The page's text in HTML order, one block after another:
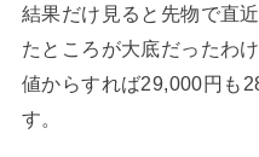
結果だけ見ると先物で直
たところが大底だったわ
値からすれば29,000円も
す。